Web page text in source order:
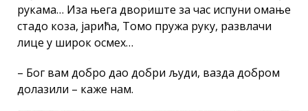
рукама… Иза њега двориште за час испуни омање
стадо коза, јарића, Томо пружа руку, развлачи
лице у широк осмех…
– Бог вам добро дао добри људи, вазда добром
долазили – каже нам.